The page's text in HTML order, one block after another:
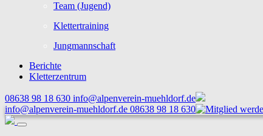
Team (Jugend)
Klettertraining
Jungmannschaft
Berichte
Kletterzentrum
08638 98 18 630 info@alpenverein-muehldorf.de
info@alpenverein-muehldorf.de 08638 98 18 630